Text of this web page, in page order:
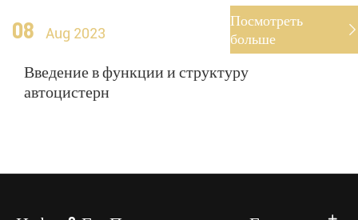
08 Aug 2023
Посмотреть
больше

Введение в функции и структуру
автоцистерн